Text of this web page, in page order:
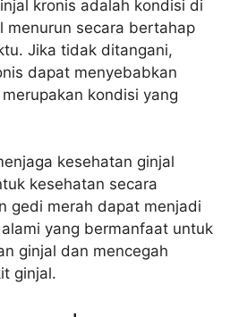
kronis adalah kondisi di
menurun secara bertahap
Jika tidak ditangani,
dapat menyebabkan
kondisi yang
kesehatan ginjal
kesehatan secara
gedi merah dapat menjadi
yang bermanfaat untuk
ginjal dan mencegah
ginjal.